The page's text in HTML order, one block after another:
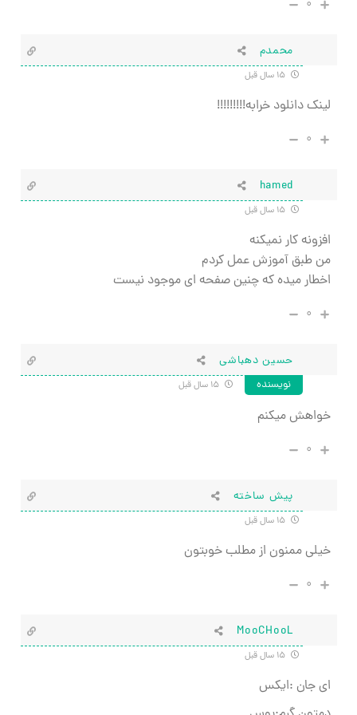
۰
محمدم
لینک دانلود خرابه!!!!!!!!!
۰
hamed
افزونه کار نمیکنه
من طبق آموزش عمل کردم
اخطار میده که چنین صفحه ای موجود نیست
۰
حسین دهباشی
نویسنده
خواهش میکنم
۰
پیش ساخته
خیلی ممنون از مطلب خوبتون
۰
MooCHooL
ای جان :ایکس